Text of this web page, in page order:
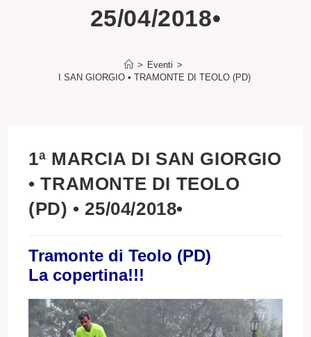
25/04/2018•
> Eventi >
1ª MARCIA DI SAN GIORGIO • TRAMONTE DI TEOLO (PD) • 25/04/2018•
1ª MARCIA DI SAN GIORGIO
• TRAMONTE DI TEOLO
(PD) • 25/04/2018•
Tramonte di Teolo (PD)
La copertina!!!